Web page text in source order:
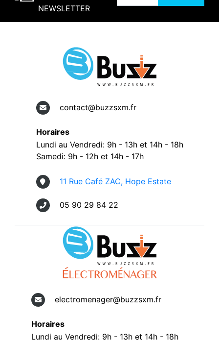
NEWSLETTER
contact@buzzsxm.fr
Horaires
Lundi au Vendredi: 9h - 13h et 14h - 18h
Samedi: 9h - 12h et 14h - 17h
11 Rue Café ZAC, Hope Estate
05 90 29 84 22
electromenager@buzzsxm.fr
Horaires
Lundi au Vendredi: 9h - 13h et 14h - 18h